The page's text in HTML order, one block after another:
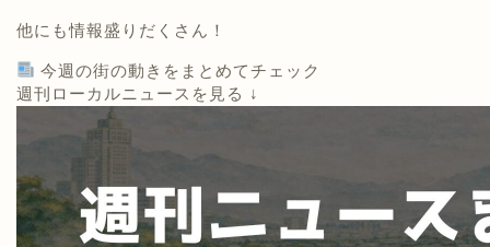
他にも情報盛りだくさん！
今週の街の動きをまとめてチェック
週刊ローカルニュースを見る ↓